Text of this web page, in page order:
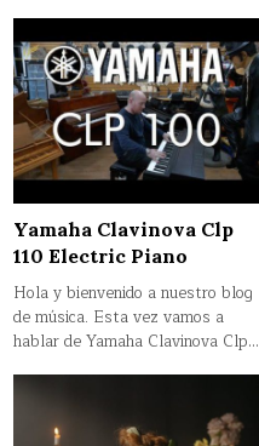
Yamaha Clavinova Clp
110 Electric Piano
Hola y bienvenido a nuestro blog
de música. Esta vez vamos a
hablar de Yamaha Clavinova Clp…